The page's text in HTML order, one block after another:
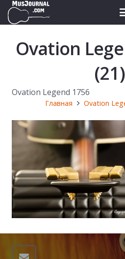
Ovation
(21)
Ovation Legend 1756
Главная Ovation